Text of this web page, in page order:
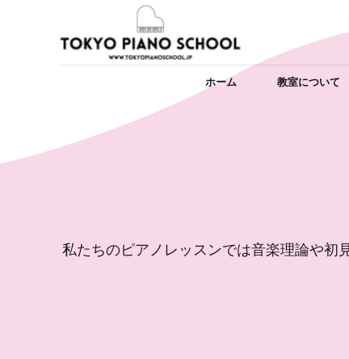
ホーム 教室について
私たちのピアノレッスンでは音楽理論や初